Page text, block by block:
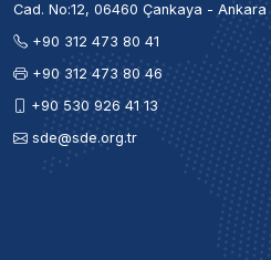
Cad. No:12, 06460 Çankaya - Ankara
+90 312 473 80 41
+90 312 473 80 46
+90 530 926 41 13
sde@sde.org.tr